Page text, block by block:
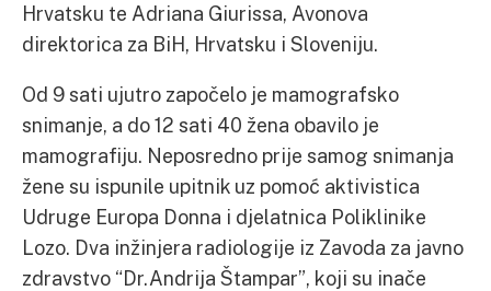
Hrvatsku te Adriana Giurissa, Avonova
direktorica za BiH, Hrvatsku i Sloveniju.
Od 9 sati ujutro započelo je mamografsko
snimanje, a do 12 sati 40 žena obavilo je
mamografiju. Neposredno prije samog snimanja
žene su ispunile upitnik uz pomoć aktivistica
Udruge Europa Donna i djelatnica Poliklinike
Lozo. Dva inžinjera radiologije iz Zavoda za javno
zdravstvo “Dr.Andrija Štampar”, koji su inače